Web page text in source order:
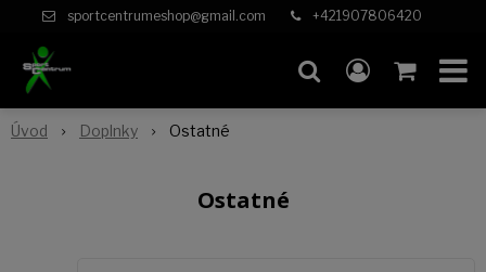
sportcentrumeshop@gmail.com +421907806420
Úvod Doplnky Ostatné
Ostatné